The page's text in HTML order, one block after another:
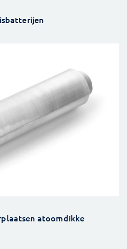
atoomdikke